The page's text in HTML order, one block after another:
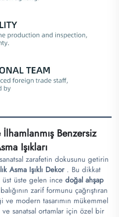
İlhamlanmış Benzersiz
Işıkları
zarafetin dokusunu getirin
Asma Işıklı Dekor . Bu dikkat
üst üste gelen ince doğal ahşap
zarif formunu çağrıştıran
ve modern tasarımın mükemmel
ve sanatsal ortamlar için özel bir